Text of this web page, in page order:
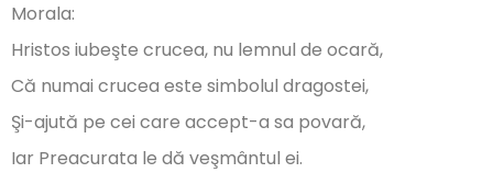
Morala:
Hristos iubeşte crucea, nu lemnul de ocară,
Că numai crucea este simbolul dragostei,
Şi-ajută pe cei care accept-a sa povară,
Iar Preacurata le dă veşmântul ei.